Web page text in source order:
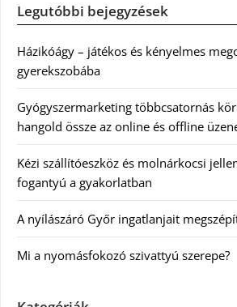
Legutóbbi bejegyzések
Házikóágy – játékos és kényelmes
gyerekszobába
Gyógyszermarketing többcsatornás
hangold össze az online és offline
Kézi szállítóeszköz és molnárkocsi
fogantyú a gyakorlatban
A nyílászáró Győr ingatlanjait
Mi a nyomásfokozó szivattyú szerepe?